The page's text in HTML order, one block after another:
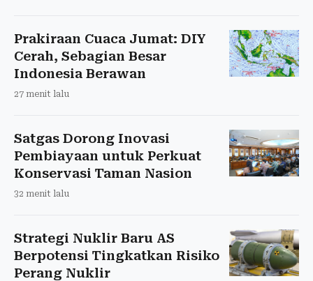
Prakiraan Cuaca Jumat: DIY
Cerah, Sebagian Besar
Indonesia Berawan
27 menit lalu
Satgas Dorong Inovasi
Pembiayaan untuk Perkuat
Konservasi Taman Nasion
32 menit lalu
Strategi Nuklir Baru AS
Berpotensi Tingkatkan Risiko
Perang Nuklir